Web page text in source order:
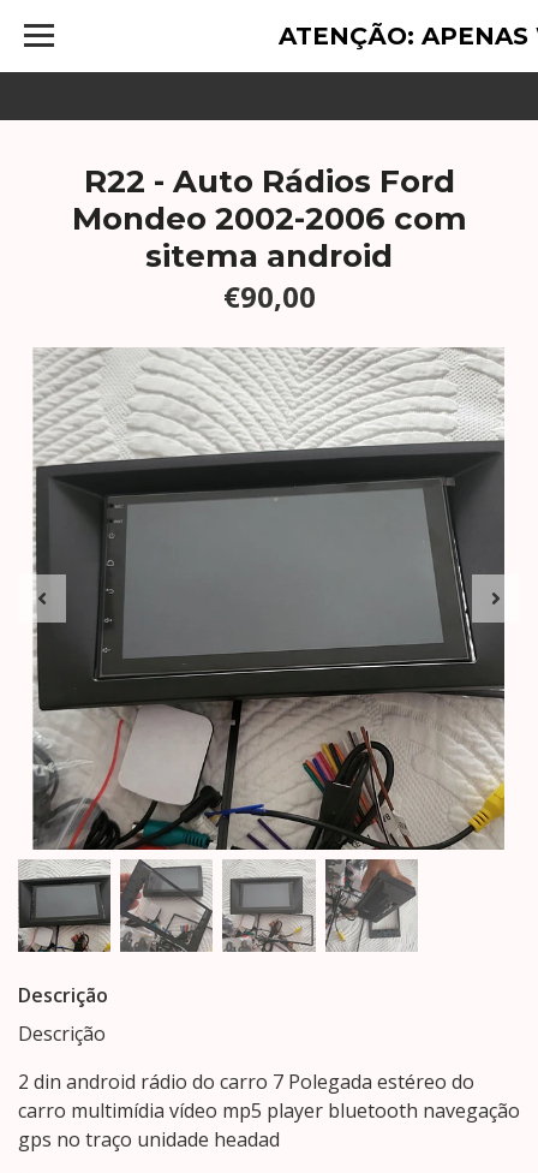
ATENÇÃO:
R22 - Auto Rádios Ford
Mondeo 2002-2006 com
sitema android
€90,00
Descrição
Descrição
2 din android rádio do carro 7 Polegada estéreo do
carro multimídia vídeo mp5 player bluetooth navegação
gps no traço unidade headad